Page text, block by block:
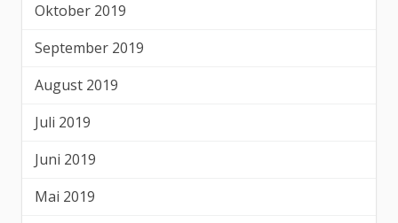
Oktober 2019
September 2019
August 2019
Juli 2019
Juni 2019
Mai 2019